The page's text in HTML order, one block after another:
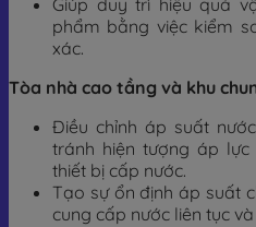
Giúp duy trì hiệu quả
phẩm bằng việc kiểm
xác.
Tòa nhà cao tầng và khu
Điều chỉnh áp suất
tránh hiện tượng áp
thiết bị cấp nước.
Tạo sự ổn định áp suất
cung cấp nước liên tục